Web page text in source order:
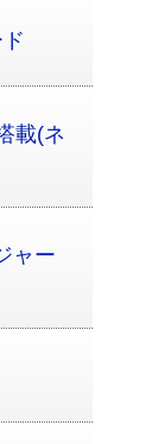
載(ネ
ャー